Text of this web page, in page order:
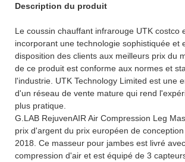
Description du produit
Le coussin chauffant infrarouge UTK costco
incorporant une technologie sophistiquée et
disposition des clients aux meilleurs prix du
de ce produit est conforme aux normes et
l'industrie. UTK Technology Limited est une
d'un réseau de vente mature qui rend
plus pratique.
G.LAB RejuvenAIR Air Compression Leg
prix d'argent du prix européen de
2018. Ce masseur pour jambes est livré
compression d'air et est équipé de 3